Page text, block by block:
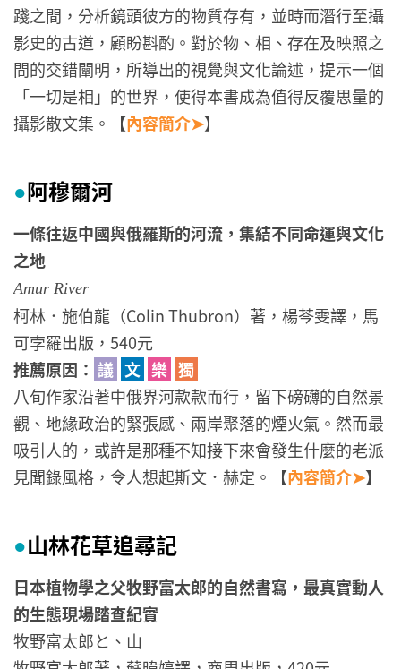
踐之間，分析鏡頭彼方的物質存有，並時而潛行至攝
影史的古道，顧盼斟酌。對於物、相、存在及映照之
間的交錯闡明，所導出的視覺與文化論述，提示一個
「一切是相」的世界，使得本書成為值得反覆思量的
攝影散文集。【內容簡介➤】
●阿穆爾河
一條往返中國與俄羅斯的河流，集結不同命運與文化
之地
Amur River
柯林．施伯龍（Colin Thubron）著，楊芩雯譯，馬
可孛羅出版，540元
推薦原因： 議 文 樂 獨
八旬作家沿著中俄界河款款而行，留下磅礴的自然景
觀、地緣政治的緊張感、兩岸聚落的煙火氣。然而最
吸引人的，或許是那種不知接下來會發生什麼的老派
見聞錄風格，令人想起斯文．赫定。【內容簡介➤】
●山林花草追尋記
日本植物學之父牧野富太郎的自然書寫，最真實動人
的生態現場踏查紀實
牧野富太郎と、山